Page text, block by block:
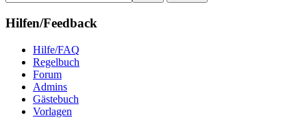
Hilfen/Feedback
Hilfe/FAQ
Regelbuch
Forum
Admins
Gästebuch
Vorlagen